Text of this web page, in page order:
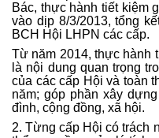
Bác, thực hành tiết kiệm
vào dịp 8/3/2013, tổng
BCH Hội LHPN các cấp.
Từ năm 2014, thực hành
là nội dung quan trọng
của các cấp Hội và toàn
năm; góp phần xây
đình, cộng đồng, xã hội.
2. Từng cấp Hội có trách